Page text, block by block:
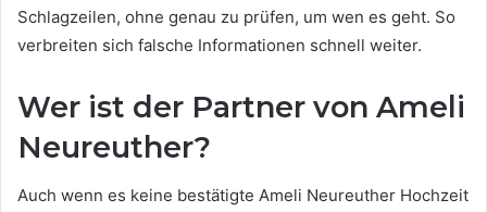
Schlagzeilen, ohne genau zu prüfen, um wen es geht. So
verbreiten sich falsche Informationen schnell weiter.
Wer ist der Partner von Ameli
Neureuther?
Auch wenn es keine bestätigte Ameli Neureuther Hochzeit